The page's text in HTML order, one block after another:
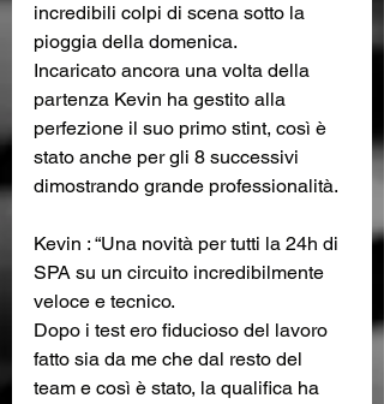
incredibili colpi di scena sotto la
pioggia della domenica.
Incaricato ancora una volta della
partenza Kevin ha gestito alla
perfezione il suo primo stint, così è
stato anche per gli 8 successivi
dimostrando grande professionalità.
Kevin : “Una novità per tutti la 24h di
SPA su un circuito incredibilmente
veloce e tecnico.
Dopo i test ero fiducioso del lavoro
fatto sia da me che dal resto del
team e così è stato, la qualifica ha